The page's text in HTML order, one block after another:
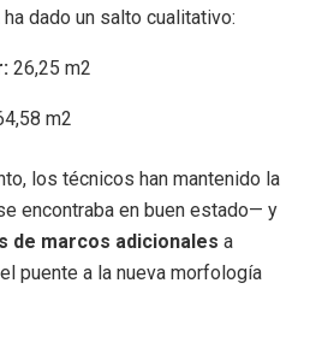
dado un salto cualitativo:
26,25 m2
,58 m2
los técnicos han mantenido la
encontraba en buen estado— y
de marcos adicionales a
puente a la nueva morfología